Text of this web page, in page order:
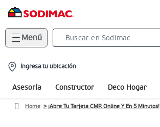
Menú
location-
icon
Ingresa tu ubicación
Asesoría Constructor Deco Hogar
Home ¡Abre Tu Tarjeta CMR Online Y En 5 Minutos!